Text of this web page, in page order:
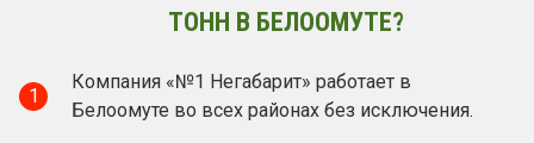
ТОНН В БЕЛООМУТЕ?
1
Компания «№1 Негабарит» работает в
Белоомуте во всех районах без исключения.